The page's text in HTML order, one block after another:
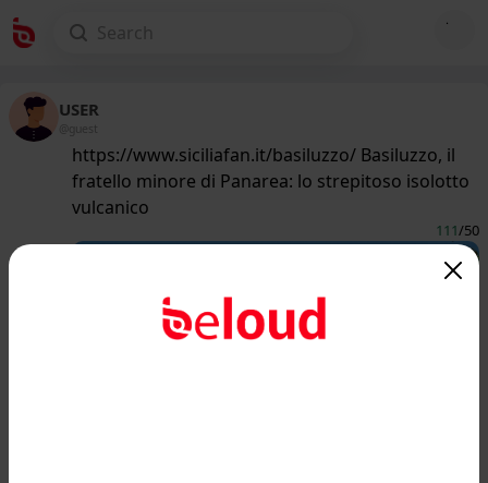
USER
@guest
https://www.siciliafan.it/basiluzzo/ Basiluzzo, il
fratello minore di Panarea: lo strepitoso isolotto
vulcanico
111/50